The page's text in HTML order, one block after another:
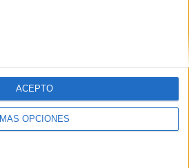
MÁS OPCIONES
ACEPTO